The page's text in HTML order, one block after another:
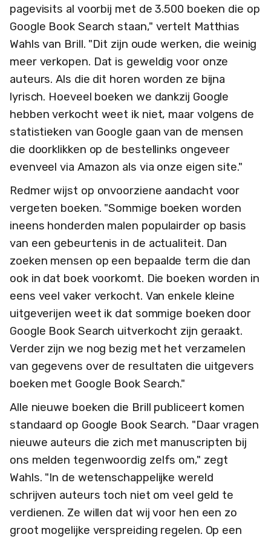
pagevisits al voorbij met de 3.500 boeken die op
Google Book Search staan," vertelt Matthias
Wahls van Brill. "Dit zijn oude werken, die weinig
meer verkopen. Dat is geweldig voor onze
auteurs. Als die dit horen worden ze bijna
lyrisch. Hoeveel boeken we dankzij Google
hebben verkocht weet ik niet, maar volgens de
statistieken van Google gaan van de mensen
die doorklikken op de bestellinks ongeveer
evenveel via Amazon als via onze eigen site."
Redmer wijst op onvoorziene aandacht voor
vergeten boeken. "Sommige boeken worden
ineens honderden malen populairder op basis
van een gebeurtenis in de actualiteit. Dan
zoeken mensen op een bepaalde term die dan
ook in dat boek voorkomt. Die boeken worden in
eens veel vaker verkocht. Van enkele kleine
uitgeverijen weet ik dat sommige boeken door
Google Book Search uitverkocht zijn geraakt.
Verder zijn we nog bezig met het verzamelen
van gegevens over de resultaten die uitgevers
boeken met Google Book Search."
Alle nieuwe boeken die Brill publiceert komen
standaard op Google Book Search. "Daar vragen
nieuwe auteurs die zich met manuscripten bij
ons melden tegenwoordig zelfs om," zegt
Wahls. "In de wetenschappelijke wereld
schrijven auteurs toch niet om veel geld te
verdienen. Ze willen dat wij voor hen een zo
groot mogelijke verspreiding regelen. Op een